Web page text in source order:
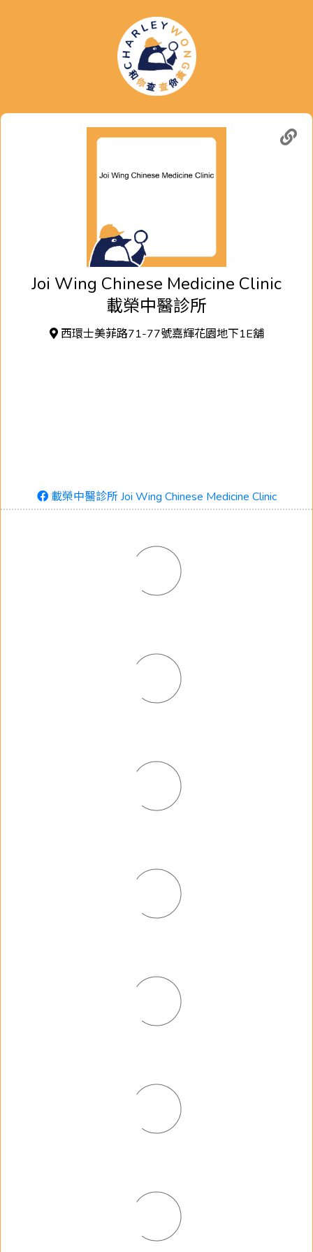
Joi Wing Chinese Medicine Clinic
載榮中醫診所
西環士美菲路71-77號嘉輝花園地下1E舖
載榮中醫診所 Joi Wing Chinese Medicine Clinic